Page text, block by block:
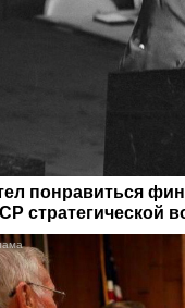
понравиться
стратегической